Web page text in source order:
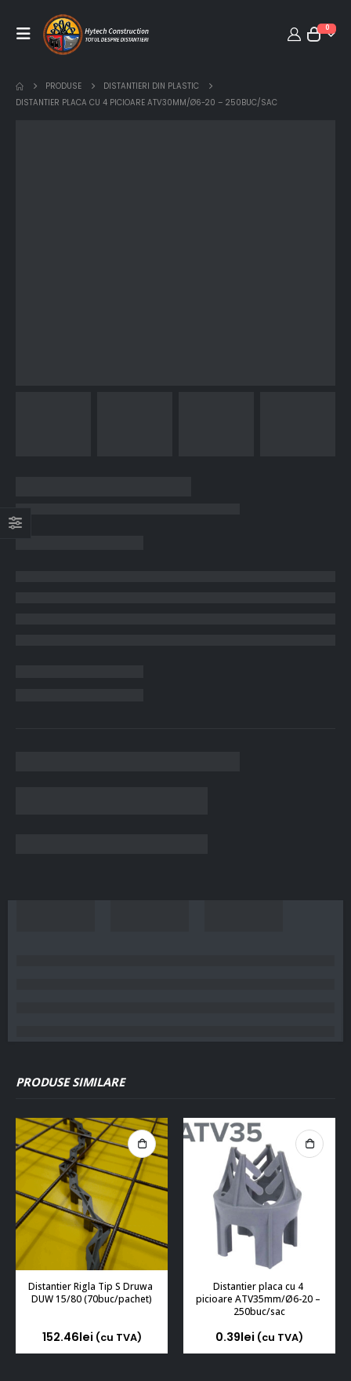
0
PRODUSE
DISTANTIERI DIN PLASTIC
DISTANTIER PLACA CU 4 PICIOARE ATV30MM/Ø6-20 – 250BUC/SAC
PRODUSE SIMILARE
Distantier Rigla Tip S Druwa
DUW 15/80 (70buc/pachet)
152.46lei (cu TVA)
Distantier placa cu 4
picioare ATV35mm/Ø6-20 –
250buc/sac
0.39lei (cu TVA)